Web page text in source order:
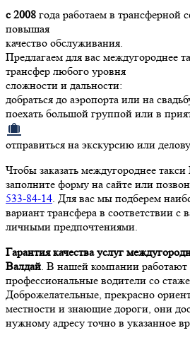
с 2008 года работаем в трансферной
повышая
качество обслуживания.
Предлагаем для вас междугороднее
трансфер любого уровня
сложности и дальности:
добраться до аэропорта или на
поехать большой группой или в
отправиться на экскурсию или
Чтобы заказать междугороднее
заполните форму на сайте или
533-84-14. Для вас мы подберем
вариант трансфера в соответствии
личными предпочтениями.
Гарантия качества услуг
Валдай. В нашей компании работают
профессиональные водители со
Доброжелательные, прекрасно
местности и знающие дороги, они
нужному адресу точно в указанное